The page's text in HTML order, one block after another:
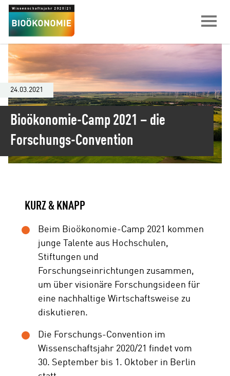
Bioökonomie-Camp 2021 – die
Springe zu:
24.03.2021
Bioökonomie-Camp 2021 – die
Forschungs-Convention
KURZ & KNAPP
Beim Bioökonomie-Camp 2021 kommen
junge Talente aus Hochschulen,
Stiftungen und
Forschungseinrichtungen zusammen,
um über visionäre Forschungsideen für
eine nachhaltige Wirtschaftsweise zu
diskutieren.
Die Forschungs-Convention im
Wissenschaftsjahr 2020/21 findet vom
30. September bis 1. Oktober in Berlin